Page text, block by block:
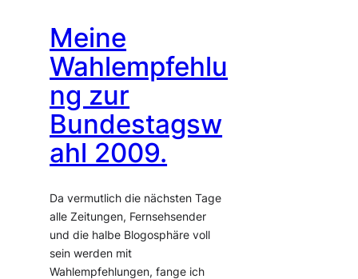
Meine
Wahlempfehlu
ng zur
Bundestagsw
ahl 2009.
Da vermutlich die nächsten Tage
alle Zeitungen, Fernsehsender
und die halbe Blogosphäre voll
sein werden mit
Wahlempfehlungen, fange ich